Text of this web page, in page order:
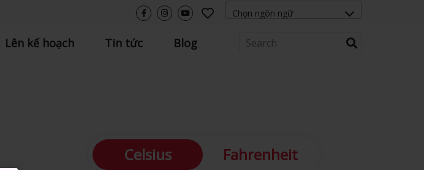
Lên kế hoạch Tin tức Blog
Celsius Fahrenheit